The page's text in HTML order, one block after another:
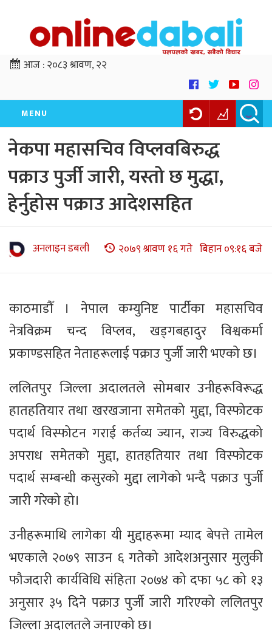
आज :२०८३ श्रावण, २२
MENU
नेकपा महासचिव विप्लवबिरुद्ध
पक्राउ पुर्जी जारी, यस्तो छ मुद्धा,
हेर्नुहोस पक्राउ आदेशसहित
अनलाइन डबली २०७९ श्रावण १६ गते बिहान ०९:१६ बजे
काठमाडौँ । नेपाल कम्युनिष्ट पार्टीका महासचिव
नेत्रविक्रम चन्द विप्लव, खड्गबहादुर विश्वकर्मा
प्रकाण्डसहित नेताहरूलाई पक्राउ पुर्जी जारी भएको छ।
ललितपुर जिल्ला अदालतले सोमबार उनीहरूविरूद्ध
हातहतियार तथा खरखजाना समेतको मुद्दा, विस्फोटक
पदार्थ विस्फोटन गराई कर्तव्य ज्यान, राज्य विरुद्धको
अपराध समेतको मुद्दा, हातहतियार तथा विस्फोटक
पदार्थ सम्बन्धी कसुरको मुद्दा लागेको भन्दै पक्राउ पुर्जी
जारी गरेको हो।
उनीहरूमाथि लागेका यी मुद्दाहरूमा म्याद बेपत्ते तामेल
भएकाले २०७९ साउन ६ गतेको आदेशअनुसार मुलुकी
फौजदारी कार्यविधि संहिता २०७४ को दफा ५८ को १३
अनुसार ३५ दिने पक्राउ पुर्जी जारी गरिएको ललितपुर
जिल्ला अदालतले जनाएको छ।